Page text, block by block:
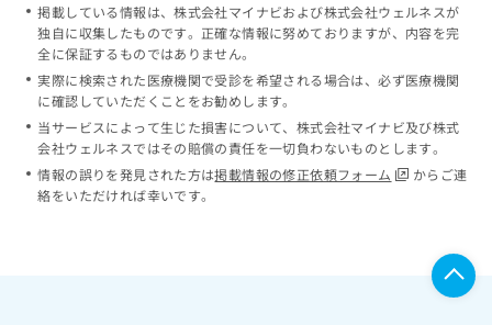
掲載している情報は、株式会社マイナビおよび株式会社ウェルネスが
独自に収集したものです。正確な情報に努めておりますが、内容を完
全に保証するものではありません。
実際に検索された医療機関で受診を希望される場合は、必ず医療機関
に確認していただくことをお勧めします。
当サービスによって生じた損害について、株式会社マイナビ及び株式
会社ウェルネスではその賠償の責任を一切負わないものとします。
情報の誤りを発見された方は掲載情報の修正依頼フォーム
からご連
絡をいただければ幸いです。